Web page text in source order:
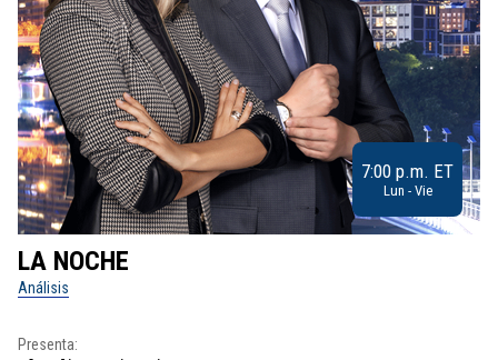
7:00 p.m. ET
Lun - Vie
LA NOCHE
Análisis
Presenta: